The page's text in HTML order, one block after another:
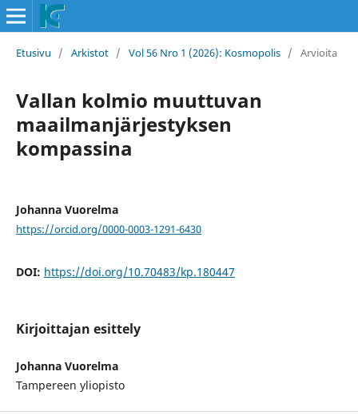
Etusivu / Arkistot / Vol 56 Nro 1 (2026): Kosmopolis / Arvioita
Vallan kolmio muuttuvan
maailmanjärjestyksen
kompassina
Johanna Vuorelma
https://orcid.org/0000-0003-1291-6430
DOI: https://doi.org/10.70483/kp.180447
Kirjoittajan esittely
Johanna Vuorelma
Tampereen yliopisto